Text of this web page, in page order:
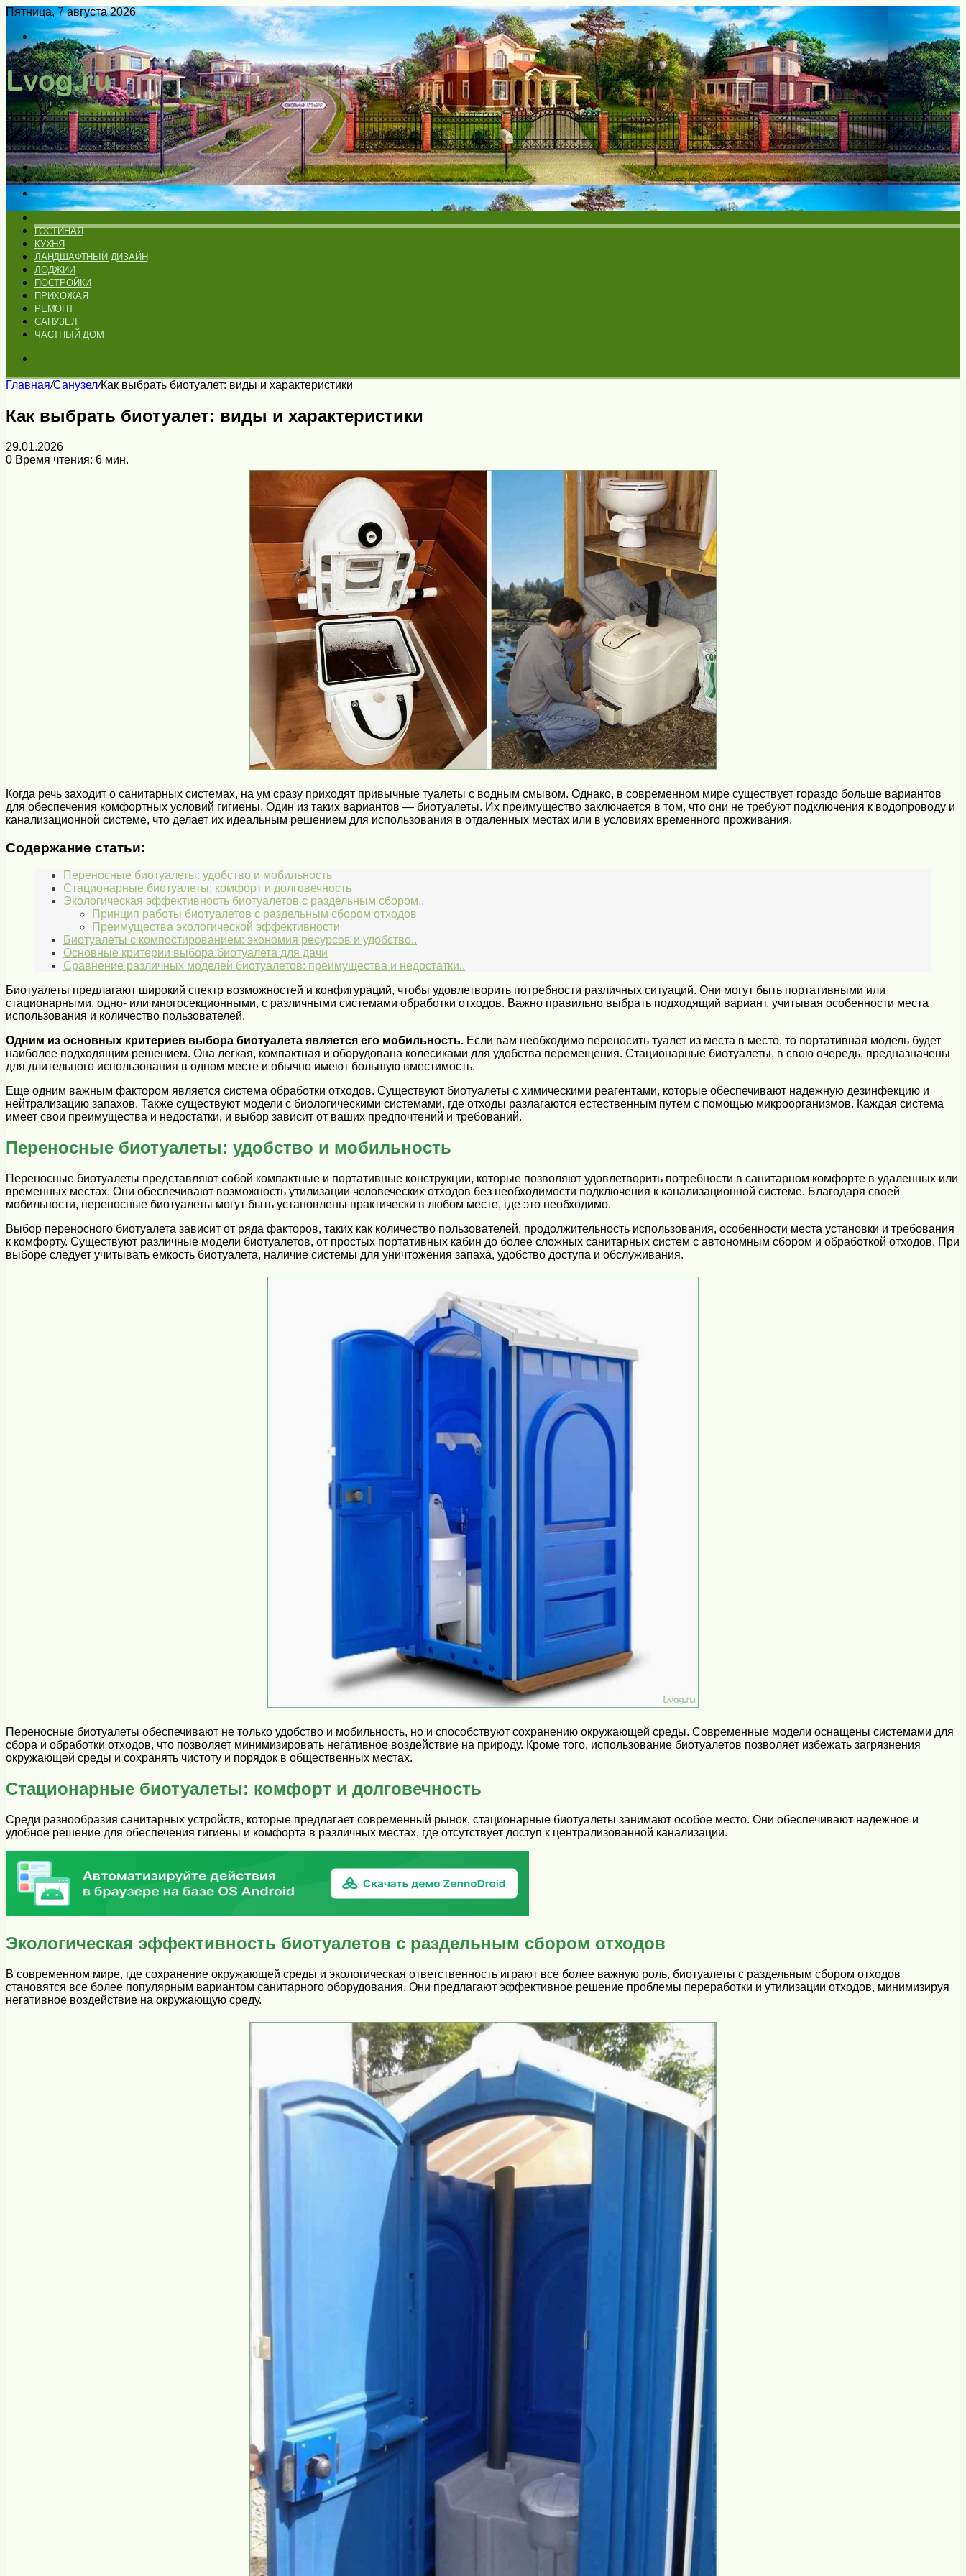
Пятница, 7 августа 2026
Войти
Switch
skin
Меню
Искать
Switch
skin
ГОСТИНАЯ
КУХНЯ
ЛАНДШАФТНЫЙ ДИЗАЙН
ЛОДЖИИ
ПОСТРОЙКИ
ПРИХОЖАЯ
РЕМОНТ
САНУЗЕЛ
ЧАСТНЫЙ ДОМ
Главная/Санузел/Как выбрать биотуалет: виды и характеристики
Как выбрать биотуалет: виды и характеристики
29.01.2026
0 Время чтения: 6 мин.
Когда речь заходит о санитарных системах, на ум сразу приходят привычные туалеты с водным смывом. Однако, в современном мире существует гораздо больше вариантов
для обеспечения комфортных условий гигиены. Один из таких вариантов — биотуалеты. Их преимущество заключается в том, что они не требуют подключения к водопроводу и
канализационной системе, что делает их идеальным решением для использования в отдаленных местах или в условиях временного проживания.
Содержание статьи:
Переносные биотуалеты: удобство и мобильность
Стационарные биотуалеты: комфорт и долговечность
Экологическая эффективность биотуалетов с раздельным сбором..
Принцип работы биотуалетов с раздельным сбором отходов
Преимущества экологической эффективности
Биотуалеты с компостированием: экономия ресурсов и удобство..
Основные критерии выбора биотуалета для дачи
Сравнение различных моделей биотуалетов: преимущества и недостатки..
Биотуалеты предлагают широкий спектр возможностей и конфигураций, чтобы удовлетворить потребности различных ситуаций. Они могут быть портативными или
стационарными, одно- или многосекционными, с различными системами обработки отходов. Важно правильно выбрать подходящий вариант, учитывая особенности места
использования и количество пользователей.
Одним из основных критериев выбора биотуалета является его мобильность. Если вам необходимо переносить туалет из места в место, то портативная модель будет
наиболее подходящим решением. Она легкая, компактная и оборудована колесиками для удобства перемещения. Стационарные биотуалеты, в свою очередь, предназначены
для длительного использования в одном месте и обычно имеют большую вместимость.
Еще одним важным фактором является система обработки отходов. Существуют биотуалеты с химическими реагентами, которые обеспечивают надежную дезинфекцию и
нейтрализацию запахов. Также существуют модели с биологическими системами, где отходы разлагаются естественным путем с помощью микроорганизмов. Каждая система
имеет свои преимущества и недостатки, и выбор зависит от ваших предпочтений и требований.
Переносные биотуалеты: удобство и мобильность
Переносные биотуалеты представляют собой компактные и портативные конструкции, которые позволяют удовлетворить потребности в санитарном комфорте в удаленных или
временных местах. Они обеспечивают возможность утилизации человеческих отходов без необходимости подключения к канализационной системе. Благодаря своей
мобильности, переносные биотуалеты могут быть установлены практически в любом месте, где это необходимо.
Выбор переносного биотуалета зависит от ряда факторов, таких как количество пользователей, продолжительность использования, особенности места установки и требования
к комфорту. Существуют различные модели биотуалетов, от простых портативных кабин до более сложных санитарных систем с автономным сбором и обработкой отходов. При
выборе следует учитывать емкость биотуалета, наличие системы для уничтожения запаха, удобство доступа и обслуживания.
Переносные биотуалеты обеспечивают не только удобство и мобильность, но и способствуют сохранению окружающей среды. Современные модели оснащены системами для
сбора и обработки отходов, что позволяет минимизировать негативное воздействие на природу. Кроме того, использование биотуалетов позволяет избежать загрязнения
окружающей среды и сохранять чистоту и порядок в общественных местах.
Стационарные биотуалеты: комфорт и долговечность
Среди разнообразия санитарных устройств, которые предлагает современный рынок, стационарные биотуалеты занимают особое место. Они обеспечивают надежное и
удобное решение для обеспечения гигиены и комфорта в различных местах, где отсутствует доступ к централизованной канализации.
Экологическая эффективность биотуалетов с раздельным сбором отходов
В современном мире, где сохранение окружающей среды и экологическая ответственность играют все более важную роль, биотуалеты с раздельным сбором отходов
становятся все более популярным вариантом санитарного оборудования. Они предлагают эффективное решение проблемы переработки и утилизации отходов, минимизируя
негативное воздействие на окружающую среду.